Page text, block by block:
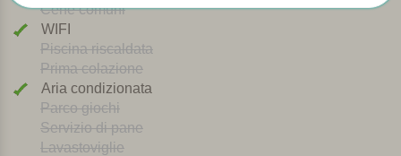
Cene comuni
WIFI
Piscina riscaldata
Prima colazione
Aria condizionata
Parco giochi
Servizio di pane
Lavastoviglie